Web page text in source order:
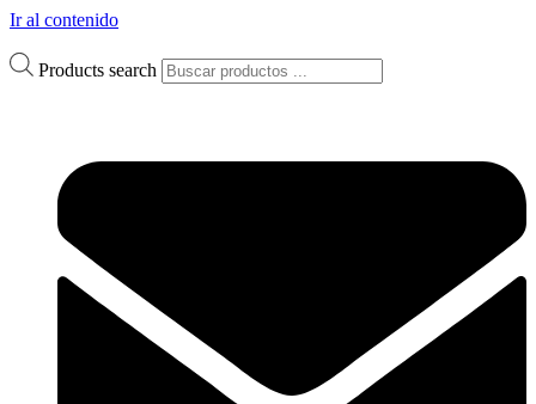
Ir al contenido
Products search